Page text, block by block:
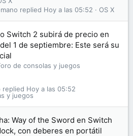
OS X
Hoy a las 05:52
Switch 2 subirá de precio en
1 de septiembre: Este será su
de consolas y juegos
y juegos
Hoy a las 05:52
Way of the Sword en Switch
con deberes en portátil